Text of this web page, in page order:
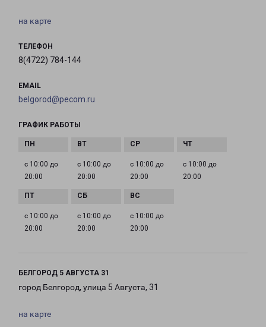
на карте
ТЕЛЕФОН
8(4722) 784-144
EMAIL
belgorod@pecom.ru
ГРАФИК РАБОТЫ
с 10:00 до
20:00
с 10:00 до
20:00
с 10:00 до
20:00
с 10:00 до
20:00
с 10:00 до
20:00
с 10:00 до
20:00
с 10:00 до
20:00
БЕЛГОРОД 5 АВГУСТА 31
город Белгород, улица 5 Августа, 31
на карте